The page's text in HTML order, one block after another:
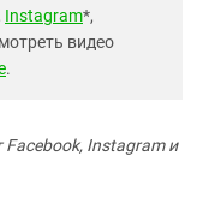
Instagram*,
видео
.
Facebook, Instagram и